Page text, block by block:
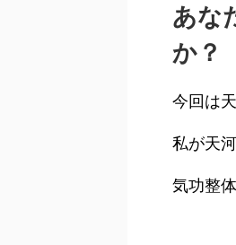
あな
か？
今回は
私が天
気功整